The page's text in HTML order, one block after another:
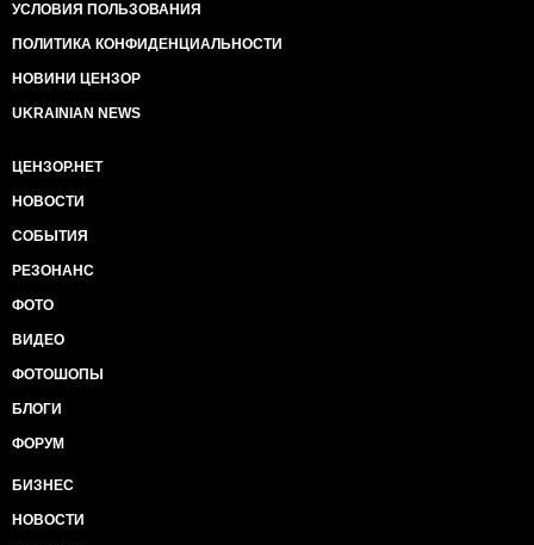
УСЛОВИЯ ПОЛЬЗОВАНИЯ
ПОЛИТИКА КОНФИДЕНЦИАЛЬНОСТИ
НОВИНИ ЦЕНЗОР
UKRAINIAN NEWS
ЦЕНЗОР.НЕТ
НОВОСТИ
СОБЫТИЯ
РЕЗОНАНС
ФОТО
ВИДЕО
ФОТОШОПЫ
БЛОГИ
ФОРУМ
БИЗНЕС
НОВОСТИ